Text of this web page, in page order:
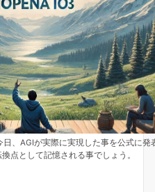
、AGIが実際に実現した事を公式に発
点として記憶される事でしょう。